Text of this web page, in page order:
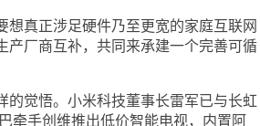
真正涉足硬件乃至更宽的家庭互联网
产厂商互补，共同来承建一个完善可循
觉悟。小米科技董事长雷军已与长虹
牵手创维推出低价智能电视，内置阿